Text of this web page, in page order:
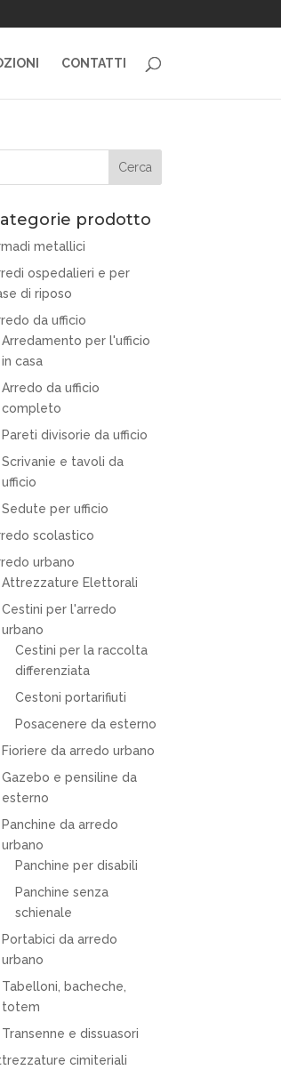
CONTATTI
prodotto
metallici
ospedalieri e per
di riposo
da ufficio
Arredamento per l'ufficio
in casa
Arredo da ufficio
completo
Pareti divisorie da ufficio
Scrivanie e tavoli da
ufficio
Sedute per ufficio
scolastico
urbano
Attrezzature Elettorali
Cestini per l'arredo
urbano
Cestini per la raccolta
differenziata
Cestoni portarifiuti
Posacenere da esterno
Fioriere da arredo urbano
Gazebo e pensiline da
esterno
Panchine da arredo
urbano
Panchine per disabili
Panchine senza
schienale
Portabici da arredo
urbano
Tabelloni, bacheche,
totem
Transenne e dissuasori
cimiteriali